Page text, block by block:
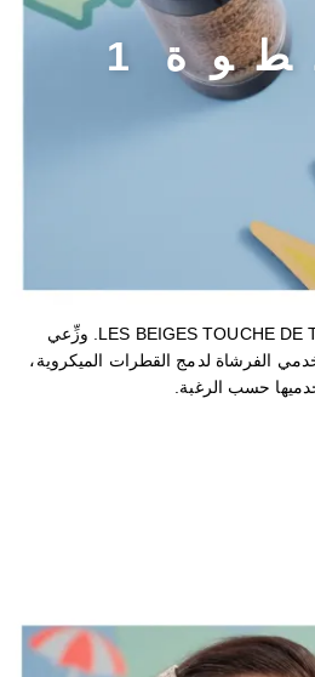
طوة 1
ابرزي إشراقتك مع LES BEIGES TOUCHE DE TEINT. وزِّعي
الفرشاة لدمج القطرات الميكروية،
حسب الرغبة.